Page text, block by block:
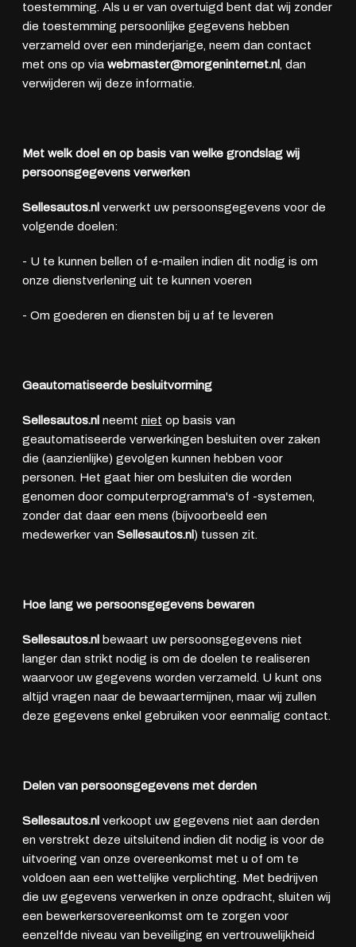
toestemming. Als u er van overtuigd bent dat wij zonder
die toestemming persoonlijke gegevens hebben
verzameld over een minderjarige, neem dan contact
met ons op via webmaster@morgeninternet.nl , dan
verwijderen wij deze informatie.
Met welk doel en op basis van welke grondslag wij
persoonsgegevens verwerken
Sellesautos.nl verwerkt uw persoonsgegevens voor de
volgende doelen:
- U te kunnen bellen of e-mailen indien dit nodig is om
onze dienstverlening uit te kunnen voeren
- Om goederen en diensten bij u af te leveren
Geautomatiseerde besluitvorming
Sellesautos.nl neemt niet op basis van
geautomatiseerde verwerkingen besluiten over zaken
die (aanzienlijke) gevolgen kunnen hebben voor
personen. Het gaat hier om besluiten die worden
genomen door computerprogramma's of -systemen,
zonder dat daar een mens (bijvoorbeeld een
medewerker van Sellesautos.nl ) tussen zit.
Hoe lang we persoonsgegevens bewaren
Sellesautos.nl bewaart uw persoonsgegevens niet
langer dan strikt nodig is om de doelen te realiseren
waarvoor uw gegevens worden verzameld. U kunt ons
altijd vragen naar de bewaartermijnen, maar wij zullen
deze gegevens enkel gebruiken voor eenmalig contact.
Delen van persoonsgegevens met derden
Sellesautos.nl verkoopt uw gegevens niet aan derden
en verstrekt deze uitsluitend indien dit nodig is voor de
uitvoering van onze overeenkomst met u of om te
voldoen aan een wettelijke verplichting. Met bedrijven
die uw gegevens verwerken in onze opdracht, sluiten wij
een bewerkersovereenkomst om te zorgen voor
eenzelfde niveau van beveiliging en vertrouwelijkheid